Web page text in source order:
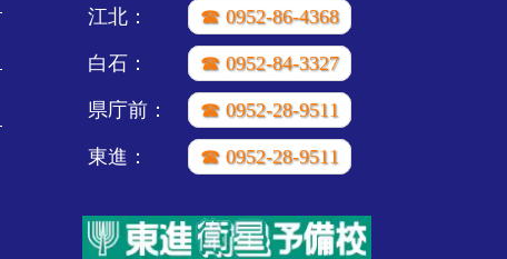
江北： ☎ 0952-86-4368
白石： ☎ 0952-84-3327
県庁前： ☎ 0952-28-9511
東進： ☎ 0952-28-9511